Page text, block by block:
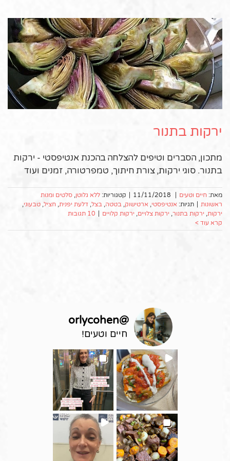
ירקות בתנור
מתכון, הסברים וטיפים להצלחה בהכנת אנטיפסטי - ירקות
בתנור. סוגי ירקות, צורת חיתוך, טמפרטורה, זמנים ועוד
מאת: חיים וטעים 11/11/2018 קטגוריות: ללא גלוטן, סלטים ומנות
ראשונות
תגיות: אנטיפסטי, ארטישוק, בטטה, בצל, דלעת יפנית, חציל, טבעוני,
ירקות, ירקות בתנור, ירקות צלויים, ירקות קלויים
10 תגובות
קרא עוד >
@
orlycohen
חיים וטעים!